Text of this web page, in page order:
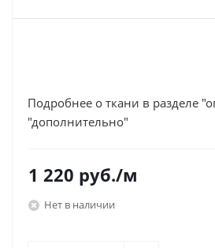
Подробнее о ткани в разделе
"дополнительно"
1 220 руб./м
Нет в наличии